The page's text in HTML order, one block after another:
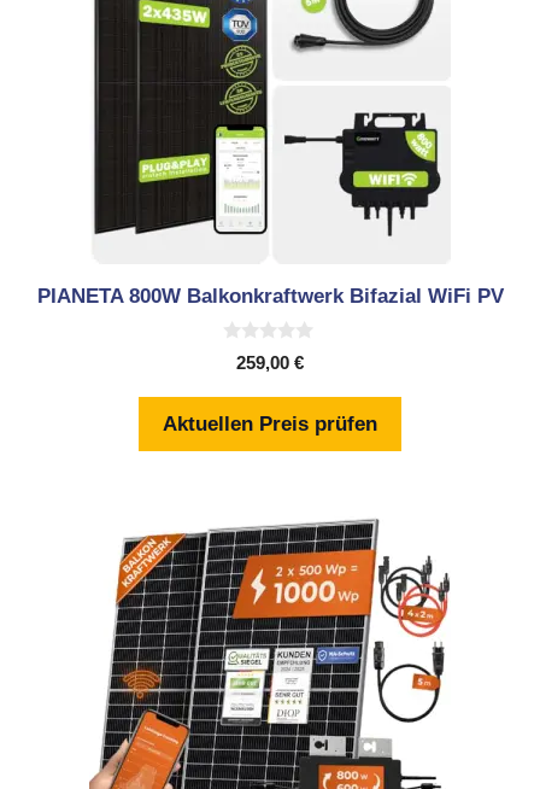
PIANETA 800W Balkonkraftwerk Bifazial WiFi PV
5
259,00 €
Aktuellen Preis prüfen